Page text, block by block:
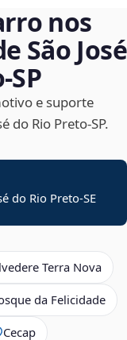
nos
São José
e suporte
do Rio Preto‑SP.
do Rio Preto-SE
Terra Nova
da Felicidade
Cecap